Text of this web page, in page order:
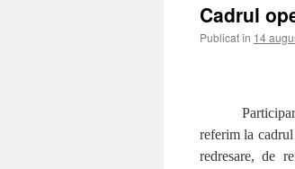
Cadrul
Publicat în 14
referim la
redresare, de